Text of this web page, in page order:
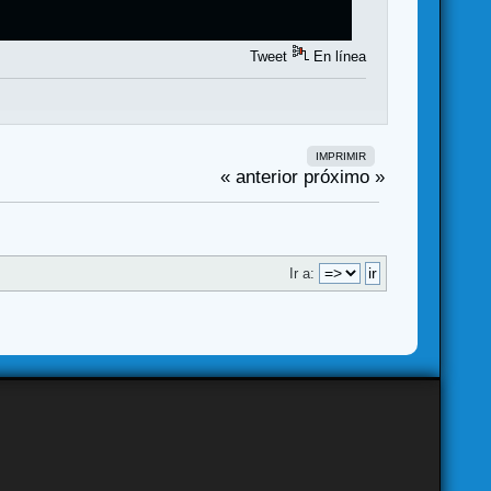
Tweet En línea
IMPRIMIR
« anterior próximo »
Ir a: